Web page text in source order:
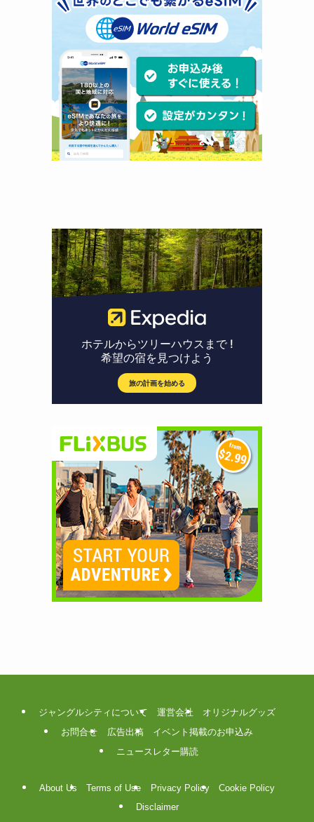
ジャングルシティについて 運営会社
オリジナルグッズ
お問合せ
広告出稿
イベント掲載のお申込み
ニュースレター購読
About Us Terms of Use Privacy Policy
Cookie Policy
Disclaimer